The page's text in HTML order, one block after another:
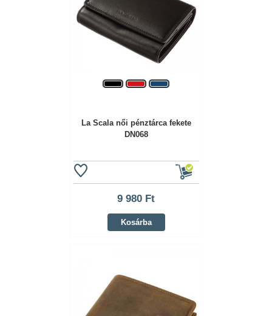
La Scala női pénztárca fekete
DN068
9 980 Ft
Kosárba